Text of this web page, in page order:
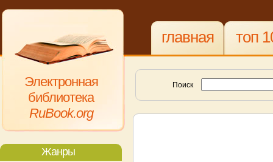
Электронная
библиотека
RuBook.org
главная топ
Поиск
Жанры